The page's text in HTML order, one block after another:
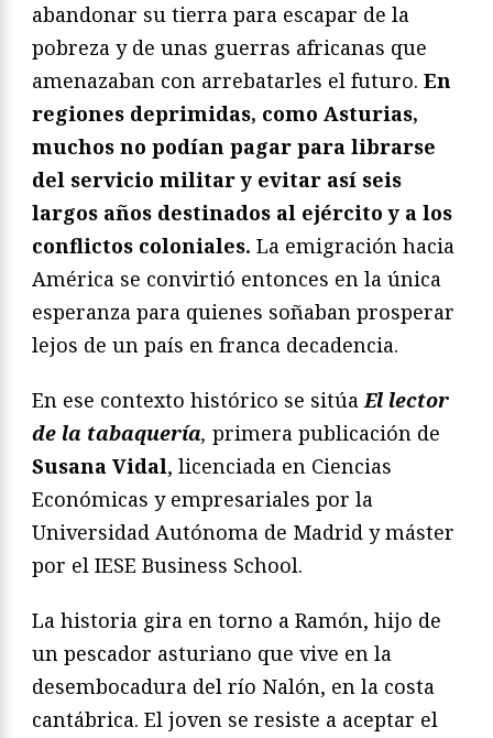
abandonar su tierra para escapar de la
pobreza y de unas guerras africanas que
amenazaban con arrebatarles el futuro. En
regiones deprimidas, como Asturias,
muchos no podían pagar para librarse
del servicio militar y evitar así seis
largos años destinados al ejército y a los
conflictos coloniales. La emigración hacia
América se convirtió entonces en la única
esperanza para quienes soñaban prosperar
lejos de un país en franca decadencia.
En ese contexto histórico se sitúaEl lector
de la tabaquería, primera publicación de
Susana Vidal, licenciada en Ciencias
Económicas y empresariales por la
Universidad Autónoma de Madrid y máster
por el IESE Business School.
La historia gira en torno a Ramón, hijo de
un pescador asturiano que vive en la
desembocadura del río Nalón, en la costa
cantábrica. El joven se resiste a aceptar el